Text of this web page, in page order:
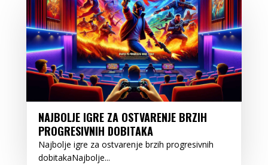
NAJBOLJE IGRE ZA OSTVARENJE BRZIH
PROGRESIVNIH DOBITAKA
Najbolje igre za ostvarenje brzih progresivnih
dobitakaNajbolje...